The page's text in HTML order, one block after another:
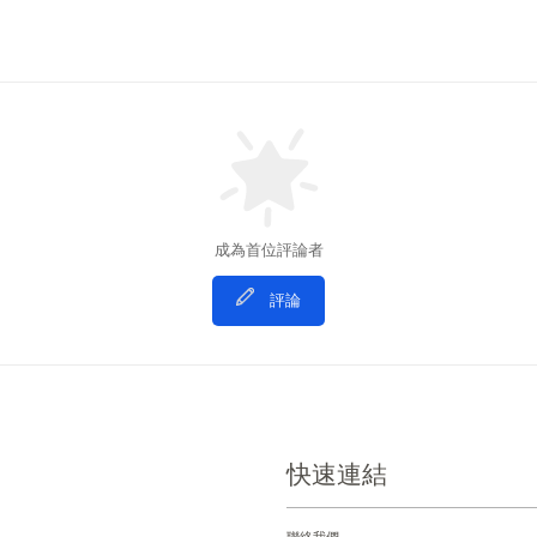
成為首位評論者
評論
快速連結